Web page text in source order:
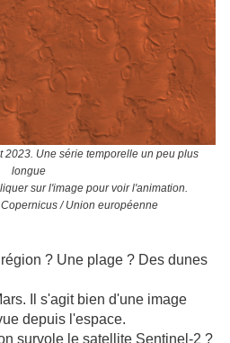
2023. Une série temporelle un peu plus
longue
sur l'image pour voir l'animation.
/ Union européenne
? Une plage ? Des dunes
Il s'agit bien d'une image
depuis l'espace.
survole le satellite Sentinel-2 ?